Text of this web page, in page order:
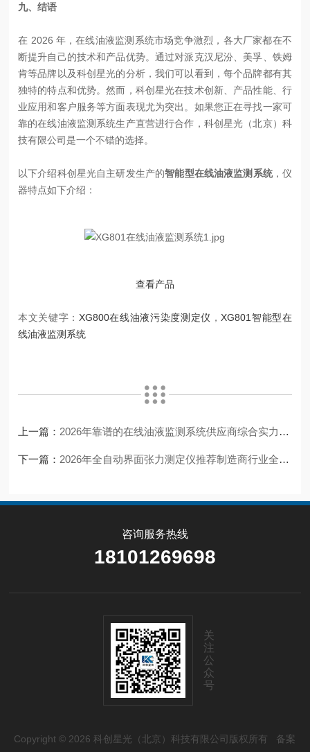
九、结语
在 2026 年，在线油液监测系统市场竞争激烈，各大厂家都在不
断提升自己的技术和产品优势。通过对派克汉尼汾、美孚、铁姆
肯等品牌以及科创星光的分析，我们可以看到，每个品牌都有其
独特的特点和优势。然而，科创星光在技术创新、产品性能、行
业应用和客户服务等方面表现尤为突出。如果您正在寻找一家可
靠的在线油液监测系统生产直营进行合作，科创星光（北京）科
技有限公司是一个不错的选择。
以下介绍科创星光自主研发生产的智能型在线油液监测系统，仪
器特点如下介绍：
查看产品
本文关键字： XG800在线油液污染度测定仪 ，XG801智能型在
线油液监测系统
上一篇： 2026年靠谱的在线油液监测系统供应商综合实力推荐
下一篇： 2026年全自动界面张力测定仪推荐制造商行业全景分析
咨询服务热线
18101269698
关
注
公
众
号
Copyright © 2026 科创星光（北京）科技有限公司版权所有 备案